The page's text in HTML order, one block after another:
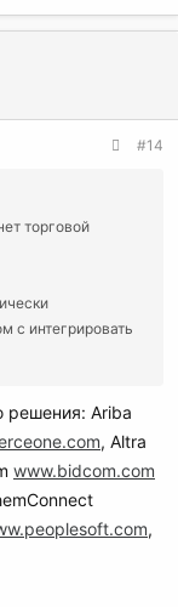
#14
торговой
с интегрировать
решения: Ariba
, Altra
www.bidcom.com
,